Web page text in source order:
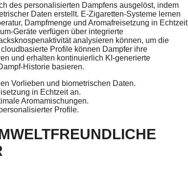
des personalisierten Dampfens ausgelöst, indem
Daten erstellt. E-Zigaretten-Systeme lernen
Dampfmenge und Aromafreisetzung in Echtzeit
Geräte verfügen über integrierte
analysieren können, um die
Profile können Dampfer ihre
und erhalten kontinuierlich KI-generierte
Historie basieren.
Vorlieben und biometrischen Daten.
in Echtzeit an.
Aromamischungen.
Profile.